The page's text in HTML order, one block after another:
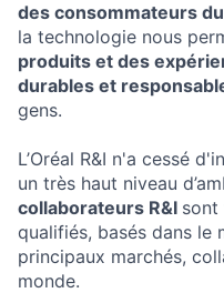
des consommateurs
la technologie nous
produits et des
durables et
gens.
L’Oréal R&I n'a cessé
un très haut niveau
collaborateurs R&I sont
qualifiés, basés dans le
principaux marchés,
monde.